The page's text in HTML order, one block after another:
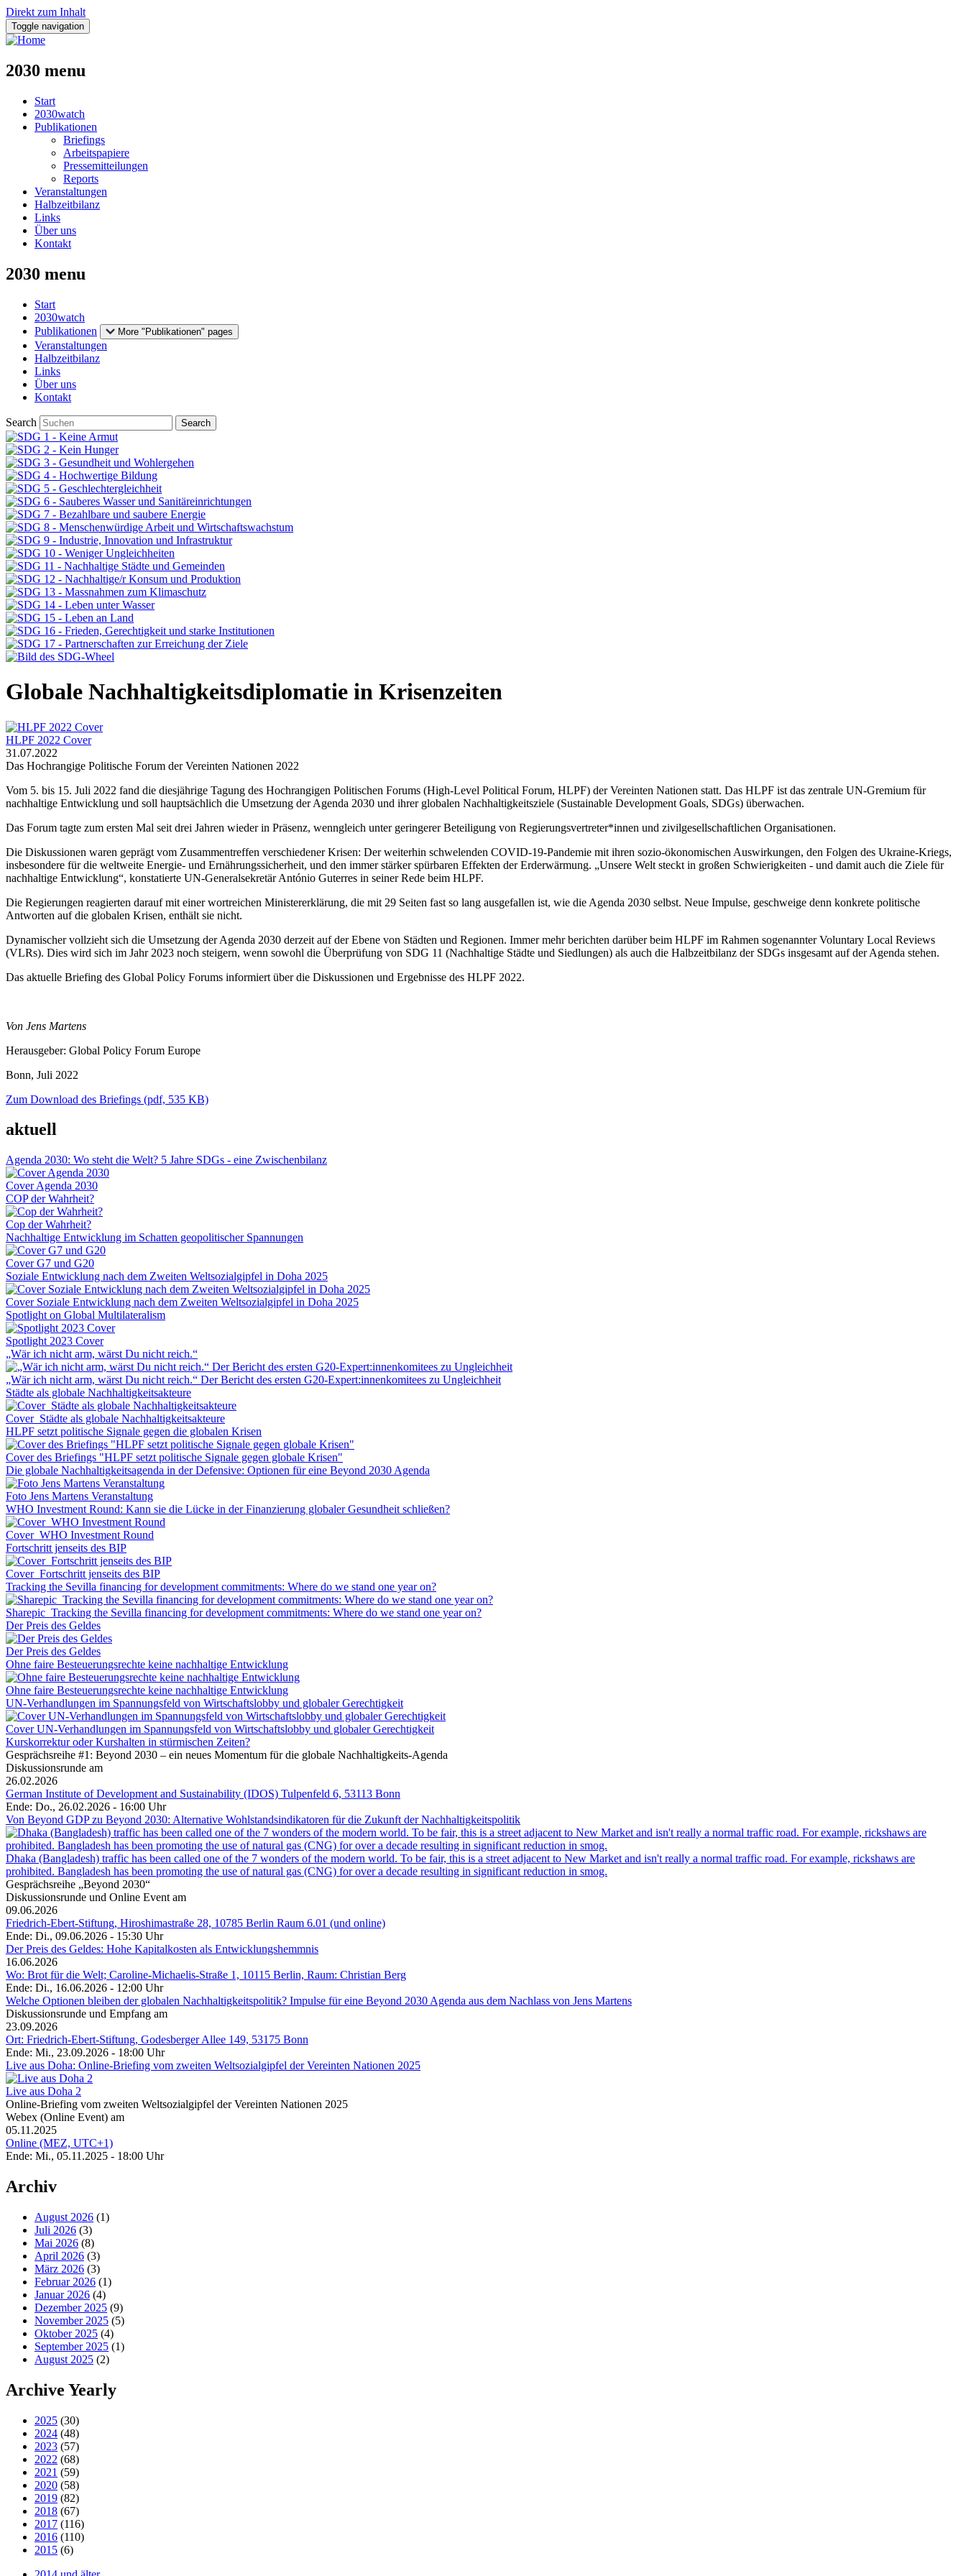
Direkt zum Inhalt
Toggle navigation
2030 menu
Start
2030watch
Publikationen
Briefings
Arbeitspapiere
Pressemitteilungen
Reports
Veranstaltungen
Halbzeitbilanz
Links
Über uns
Kontakt
2030 menu
Start
2030watch
Publikationen
More "Publikationen" pages
Veranstaltungen
Halbzeitbilanz
Links
Über uns
Kontakt
Search
Globale Nachhaltigkeitsdiplomatie in Krisenzeiten
HLPF 2022 Cover
31.07.2022
Das Hochrangige Politische Forum der Vereinten Nationen 2022
Vom 5. bis 15. Juli 2022 fand die diesjährige Tagung des Hochrangigen Politischen Forums (High-Level Political Forum, HLPF) der Vereinten Nationen statt. Das HLPF ist das zentrale UN-Gremium für
nachhaltige Entwicklung und soll hauptsächlich die Umsetzung der Agenda 2030 und ihrer globalen Nachhaltigkeitsziele (Sustainable Development Goals, SDGs) überwachen.
Das Forum tagte zum ersten Mal seit drei Jahren wieder in Präsenz, wenngleich unter geringerer Beteiligung von Regierungsvertreter*innen und zivilgesellschaftlichen Organisationen.
Die Diskussionen waren geprägt vom Zusammentreffen verschiedener Krisen: Der weiterhin schwelenden COVID-19-Pandemie mit ihren sozio-ökonomischen Auswirkungen, den Folgen des Ukraine-Kriegs,
insbesondere für die weltweite Energie- und Ernährungssicherheit, und den immer stärker spürbaren Effekten der Erderwärmung. „Unsere Welt steckt in großen Schwierigkeiten - und damit auch die Ziele für
nachhaltige Entwicklung“, konstatierte UN-Generalsekretär António Guterres in seiner Rede beim HLPF.
Die Regierungen reagierten darauf mit einer wortreichen Ministererklärung, die mit 29 Seiten fast so lang ausgefallen ist, wie die Agenda 2030 selbst. Neue Impulse, geschweige denn konkrete politische
Antworten auf die globalen Krisen, enthält sie nicht.
Dynamischer vollzieht sich die Umsetzung der Agenda 2030 derzeit auf der Ebene von Städten und Regionen. Immer mehr berichten darüber beim HLPF im Rahmen sogenannter Voluntary Local Reviews
(VLRs). Dies wird sich im Jahr 2023 noch steigern, wenn sowohl die Überprüfung von SDG 11 (Nachhaltige Städte und Siedlungen) als auch die Halbzeitbilanz der SDGs insgesamt auf der Agenda stehen.
Das aktuelle Briefing des Global Policy Forums informiert über die Diskussionen und Ergebnisse des HLPF 2022.
Von Jens Martens
Herausgeber: Global Policy Forum Europe
Bonn, Juli 2022
Zum Download des Briefings (pdf, 535 KB)
aktuell
Agenda 2030: Wo steht die Welt? 5 Jahre SDGs - eine Zwischenbilanz
Cover Agenda 2030
COP der Wahrheit?
Cop der Wahrheit?
Nachhaltige Entwicklung im Schatten geopolitischer Spannungen
Cover G7 und G20
Soziale Entwicklung nach dem Zweiten Weltsozialgipfel in Doha 2025
Cover Soziale Entwicklung nach dem Zweiten Weltsozialgipfel in Doha 2025
Spotlight on Global Multilateralism
Spotlight 2023 Cover
„Wär ich nicht arm, wärst Du nicht reich.“
„Wär ich nicht arm, wärst Du nicht reich.“ Der Bericht des ersten G20-Expert:innenkomitees zu Ungleichheit
Städte als globale Nachhaltigkeitsakteure
Cover_Städte als globale Nachhaltigkeitsakteure
HLPF setzt politische Signale gegen die globalen Krisen
Cover des Briefings "HLPF setzt politische Signale gegen globale Krisen"
Die globale Nachhaltigkeitsagenda in der Defensive: Optionen für eine Beyond 2030 Agenda
Foto Jens Martens Veranstaltung
WHO Investment Round: Kann sie die Lücke in der Finanzierung globaler Gesundheit schließen?
Cover_WHO Investment Round
Fortschritt jenseits des BIP
Cover_Fortschritt jenseits des BIP
Tracking the Sevilla financing for development commitments: Where do we stand one year on?
Sharepic_Tracking the Sevilla financing for development commitments: Where do we stand one year on?
Der Preis des Geldes
Der Preis des Geldes
Ohne faire Besteuerungsrechte keine nachhaltige Entwicklung
Ohne faire Besteuerungsrechte keine nachhaltige Entwicklung
UN-Verhandlungen im Spannungsfeld von Wirtschaftslobby und globaler Gerechtigkeit
Cover UN-Verhandlungen im Spannungsfeld von Wirtschaftslobby und globaler Gerechtigkeit
Kurskorrektur oder Kurshalten in stürmischen Zeiten?
Gesprächsreihe #1: Beyond 2030 – ein neues Momentum für die globale Nachhaltigkeits-Agenda
Diskussionsrunde am
26.02.2026
German Institute of Development and Sustainability (IDOS) Tulpenfeld 6, 53113 Bonn
Ende: Do., 26.02.2026 - 16:00 Uhr
Von Beyond GDP zu Beyond 2030: Alternative Wohlstandsindikatoren für die Zukunft der Nachhaltigkeitspolitik
Dhaka (Bangladesh) traffic has been called one of the 7 wonders of the modern world. To be fair, this is a street adjacent to New Market and isn't really a normal traffic road. For example, rickshaws are
prohibited. Bangladesh has been promoting the use of natural gas (CNG) for over a decade resulting in significant reduction in smog.
Gesprächsreihe „Beyond 2030“
Diskussionsrunde und Online Event am
09.06.2026
Friedrich-Ebert-Stiftung, Hiroshimastraße 28, 10785 Berlin Raum 6.01 (und online)
Ende: Di., 09.06.2026 - 15:30 Uhr
Der Preis des Geldes: Hohe Kapitalkosten als Entwicklungshemmnis
16.06.2026
Wo: Brot für die Welt; Caroline-Michaelis-Straße 1, 10115 Berlin, Raum: Christian Berg
Ende: Di., 16.06.2026 - 12:00 Uhr
Welche Optionen bleiben der globalen Nachhaltigkeitspolitik? Impulse für eine Beyond 2030 Agenda aus dem Nachlass von Jens Martens
Diskussionsrunde und Empfang am
23.09.2026
Ort: Friedrich-Ebert-Stiftung, Godesberger Allee 149, 53175 Bonn
Ende: Mi., 23.09.2026 - 18:00 Uhr
Live aus Doha: Online-Briefing vom zweiten Weltsozialgipfel der Vereinten Nationen 2025
Live aus Doha 2
Online-Briefing vom zweiten Weltsozialgipfel der Vereinten Nationen 2025
Webex (Online Event) am
05.11.2025
Online (MEZ, UTC+1)
Ende: Mi., 05.11.2025 - 18:00 Uhr
Archiv
August 2026 (1)
Juli 2026 (3)
Mai 2026 (8)
April 2026 (3)
März 2026 (3)
Februar 2026 (1)
Januar 2026 (4)
Dezember 2025 (9)
November 2025 (5)
Oktober 2025 (4)
September 2025 (1)
August 2025 (2)
Archive Yearly
2025 (30)
2024 (48)
2023 (57)
2022 (68)
2021 (59)
2020 (58)
2019 (82)
2018 (67)
2017 (116)
2016 (110)
2015 (6)